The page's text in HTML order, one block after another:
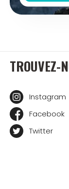
TROUVEZ-
Instagram
Facebook
Twitter